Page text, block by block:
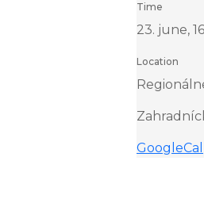
Time
23. june,
Location
GoogleCal